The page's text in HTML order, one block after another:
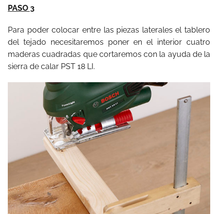
PASO 3
Para poder colocar entre las piezas laterales el tablero
del tejado necesitaremos poner en el interior cuatro
maderas cuadradas que cortaremos con la ayuda de la
sierra de calar PST 18 LI.